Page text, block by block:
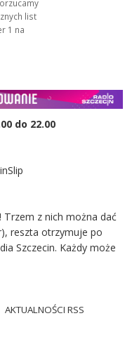
list
1 na
do 22.00
Trzem z nich można dać
reszta otrzymuje po
Szczecin. Każdy może
AKTUALNOŚCI RSS